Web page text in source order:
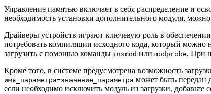
Управление памятью включает в себя распределение и
необходимость установки дополнительного модуля,
Драйверы устройств играют ключевую роль в
потребовать компиляции исходного кода, который можно
загрузить с помощью команды insmod или modprobe. При
Кроме того, в системе предусмотрена возможность
имя_параметра=значение_параметра может быть передан
если необходимо исключить модуль из загрузки, добавьте